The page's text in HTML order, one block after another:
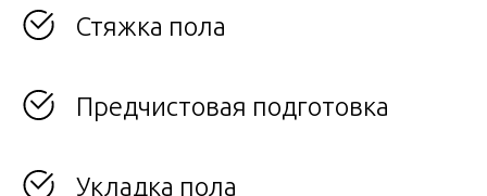
Стяжка пола
Предчистовая подготовка
Укладка пола